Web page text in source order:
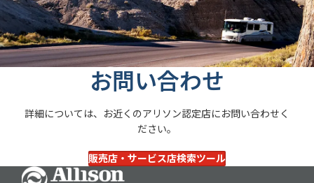
お問い合わせ
詳細については、お近くのアリソン認定店にお問い合わせく
ださい。
販売店・サービス店検索ツール
Go Home